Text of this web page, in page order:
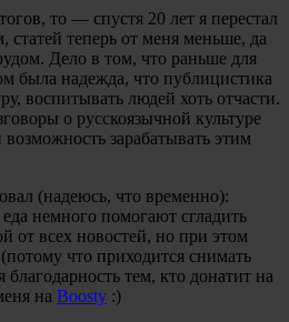
то — спустя 20 лет я перестал
теперь от меня меньше, да
Дело в том, что раньше для
была надежда, что публицистика
воспитывать людей хоть отчасти.
о русскоязычной культуре
зарабатывать этим
(надеюсь, что временно):
немного помогают сгладить
от всех новостей, но при этом
что приходится снимать
тем, кто донатит на
на Boosty :)